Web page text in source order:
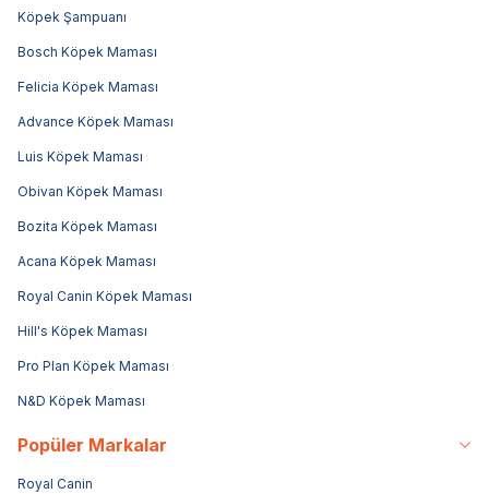
Köpek Şampuanı
Bosch Köpek Maması
Felicia Köpek Maması
Advance Köpek Maması
Luis Köpek Maması
Obivan Köpek Maması
Bozita Köpek Maması
Acana Köpek Maması
Royal Canin Köpek Maması
Hill's Köpek Maması
Pro Plan Köpek Maması
N&D Köpek Maması
Popüler Markalar
Royal Canin